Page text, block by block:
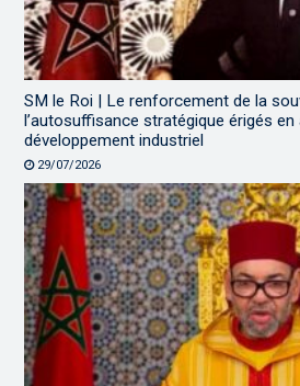
SM le Roi | Le renforcement de la
l’autosuffisance stratégique érigés
développement industriel
29/07/2026